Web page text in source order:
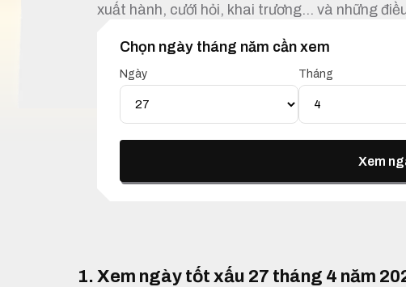
xuất hành, cưới hỏi, khai trương… và những
Chọn ngày tháng năm cần xem
Ngày Tháng
Xem
1. Xem ngày tốt xấu 27 tháng 4 năm